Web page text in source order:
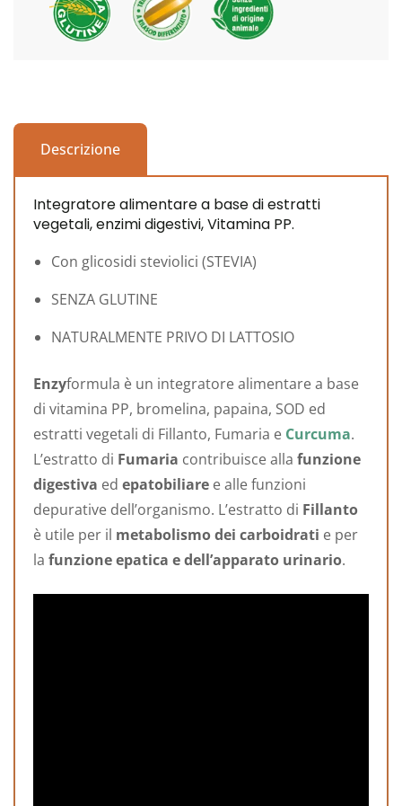
Descrizione
Integratore alimentare a base di estratti
vegetali, enzimi digestivi, Vitamina PP.
Con glicosidi steviolici (STEVIA)
SENZA GLUTINE
NATURALMENTE PRIVO DI LATTOSIO
Enzyformula è un integratore alimentare a base
di vitamina PP, bromelina, papaina, SOD ed
estratti vegetali di Fillanto, Fumaria e Curcuma.
L’estratto di Fumaria contribuisce alla funzione
digestiva ed epatobiliare e alle funzioni
depurative dell’organismo. L’estratto di Fillanto
è utile per il metabolismo dei carboidrati e per
la funzione epatica e dell’apparato urinario.